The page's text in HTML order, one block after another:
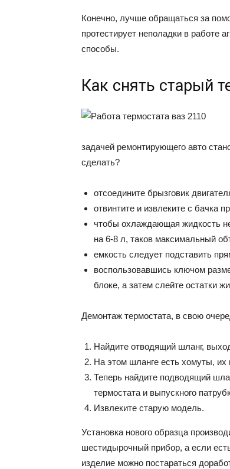
Конечно, лучше обращаться за
протестирует неполадки в работе
способы.
Как снять старый
задачей ремонтирующего авто
сделать?
отсоедините брызговик
отвинтите и извлеките с бачка
чтобы охлаждающая жидкость
на 6-8 л, таков максимальный
емкость следует подставить
воспользовавшись ключом
блоке, а затем слейте остатки
Демонтаж термостата, в свою
Найдите отводящий шланг,
На этом шланге есть хомуты, их
Теперь найдите подводящий
термостата и выпускного
Извлеките старую модель.
Установка нового образца
шестидырочный прибор, а если
изделие можно постараться